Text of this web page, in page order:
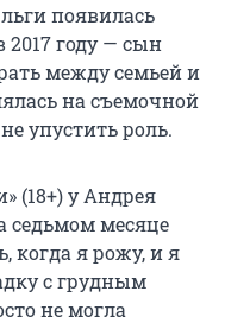
появилась
2017 году — сын
между семьей и
на съемочной
упустить роль.
(18+) у Андрея
седьмом месяце
когда я рожу, и я
с грудным
не могла